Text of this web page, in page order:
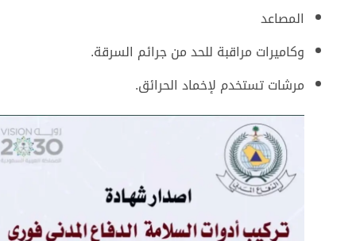
المصاعد
وكاميرات مراقبة للحد من جرائم السرقة.
مرشات تستخدم لإخماد الحرائق.